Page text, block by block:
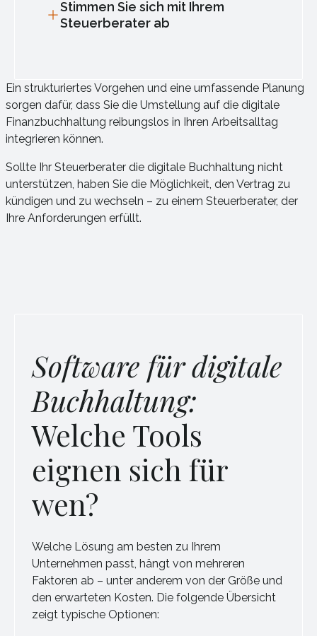
Stimmen Sie sich mit Ihrem
Steuerberater ab
Ein strukturiertes Vorgehen und eine umfassende Planung
sorgen dafür, dass Sie die Umstellung auf die digitale
Finanzbuchhaltung reibungslos in Ihren Arbeitsalltag
integrieren können.
Sollte Ihr Steuerberater die digitale Buchhaltung nicht
unterstützen, haben Sie die Möglichkeit, den Vertrag zu
kündigen und zu wechseln – zu einem Steuerberater, der
Ihre Anforderungen erfüllt.
Software für digitale
Buchhaltung:
Welche Tools
eignen sich für
wen?
Welche Lösung am besten zu Ihrem
Unternehmen passt, hängt von mehreren
Faktoren ab – unter anderem von der Größe und
den erwarteten Kosten. Die folgende Übersicht
zeigt typische Optionen: